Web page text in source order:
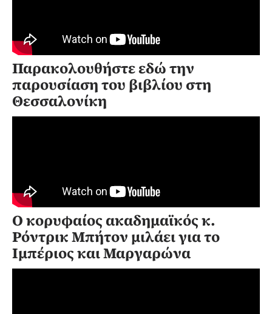
Παρακολουθήστε εδώ την
παρουσίαση του βιβλίου στη
Θεσσαλονίκη
Ο κορυφαίος ακαδημαϊκός κ.
Ρόντρικ Μπήτον μιλάει για το
Ιμπέριος και Μαργαρώνα